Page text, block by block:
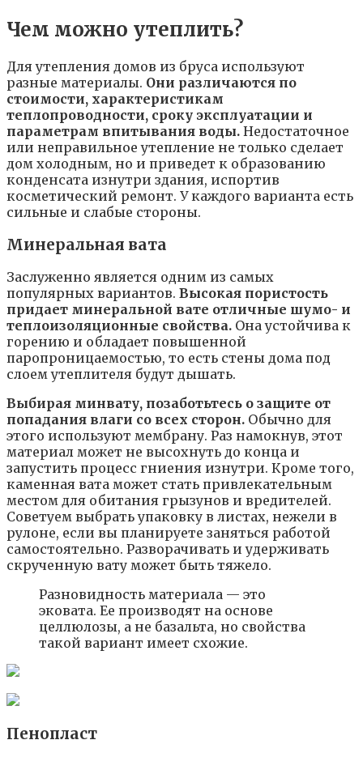
Чем можно утеплить?
Для утепления домов из бруса используют
разные материалы. Они различаются по
стоимости, характеристикам
теплопроводности, сроку эксплуатации и
параметрам впитывания воды. Недостаточное
или неправильное утепление не только сделает
дом холодным, но и приведет к образованию
конденсата изнутри здания, испортив
косметический ремонт. У каждого варианта есть
сильные и слабые стороны.
Минеральная вата
Заслуженно является одним из самых
популярных вариантов. Высокая пористость
придает минеральной вате отличные шумо- и
теплоизоляционные свойства. Она устойчива к
горению и обладает повышенной
паропроницаемостью, то есть стены дома под
слоем утеплителя будут дышать.
Выбирая минвату, позаботьтесь о защите от
попадания влаги со всех сторон. Обычно для
этого используют мембрану. Раз намокнув, этот
материал может не высохнуть до конца и
запустить процесс гниения изнутри. Кроме того,
каменная вата может стать привлекательным
местом для обитания грызунов и вредителей.
Советуем выбрать упаковку в листах, нежели в
рулоне, если вы планируете заняться работой
самостоятельно. Разворачивать и удерживать
скрученную вату может быть тяжело.
Разновидность материала — это
эковата. Ее производят на основе
целлюлозы, а не базальта, но свойства
такой вариант имеет схожие.
Пенопласт